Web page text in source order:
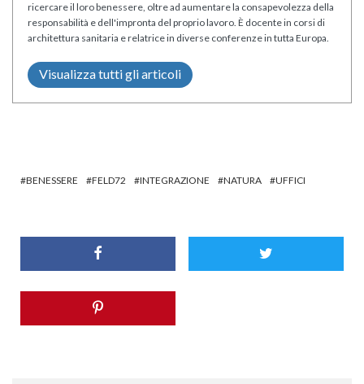
ricercare il loro benessere, oltre ad aumentare la consapevolezza della
responsabilità e dell'impronta del proprio lavoro. È docente in corsi di
architettura sanitaria e relatrice in diverse conferenze in tutta Europa.
Visualizza tutti gli articoli
BENESSERE FELD72 INTEGRAZIONE NATURA UFFICI